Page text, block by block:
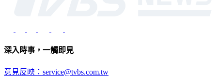
深入時事，一觸即見
意見反映：service@tvbs.com.tw